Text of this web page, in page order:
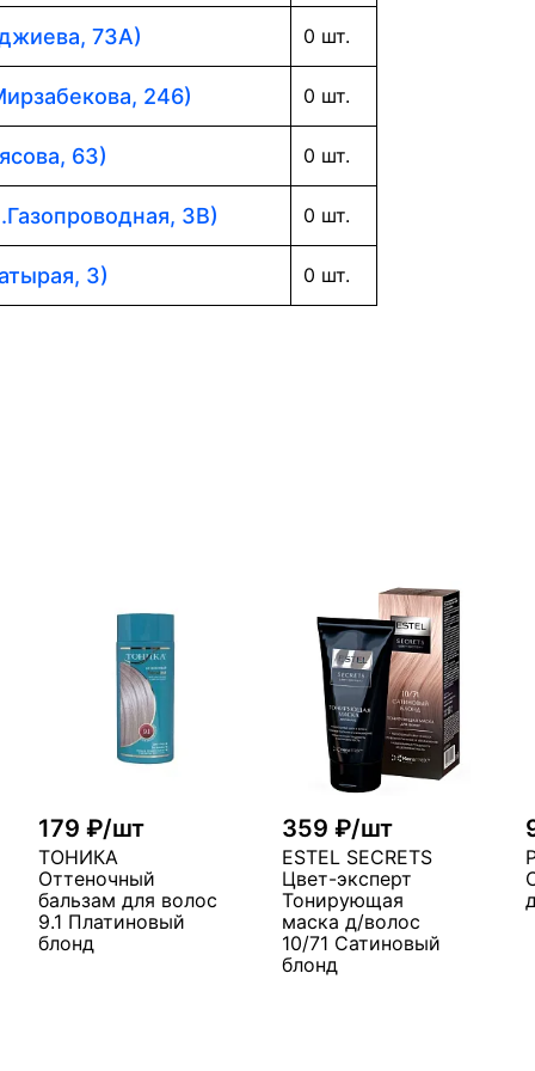
73А) 0 шт.
246) 0 шт.
63) 0 шт.
3В) 0 шт.
3) 0 шт.
179 ₽/шт
ТОНИКА
Оттеночный
бальзам для волос
9.1 Платиновый
блонд
359 ₽/шт
ESTEL SECRETS
Цвет-эксперт
Тонирующая
маска д/волос
10/71 Сатиновый
блонд